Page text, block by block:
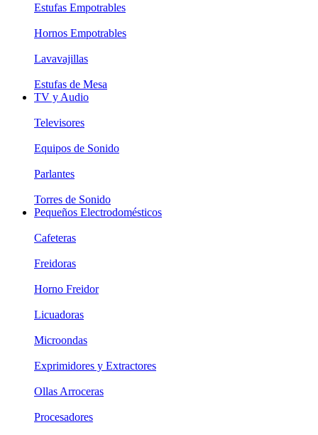
Estufas Empotrables
Hornos Empotrables
Lavavajillas
Estufas de Mesa
TV y Audio
Televisores
Equipos de Sonido
Parlantes
Torres de Sonido
Pequeños Electrodomésticos
Cafeteras
Freidoras
Horno Freidor
Licuadoras
Microondas
Exprimidores y Extractores
Ollas Arroceras
Procesadores